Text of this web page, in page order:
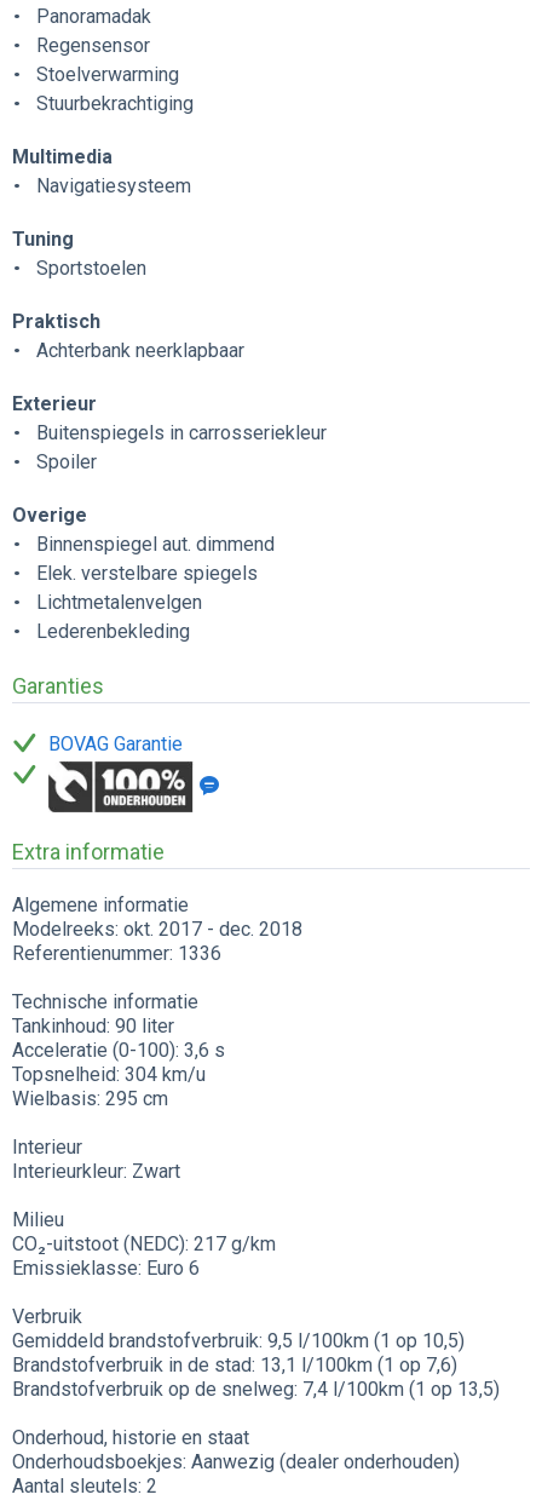
Panoramadak
Regensensor
Stoelverwarming
Stuurbekrachtiging
Multimedia
Navigatiesysteem
Tuning
Sportstoelen
Praktisch
Achterbank neerklapbaar
Exterieur
Buitenspiegels in carrosseriekleur
Spoiler
Overige
Binnenspiegel aut. dimmend
Elek. verstelbare spiegels
Lichtmetalenvelgen
Lederenbekleding
Garanties
BOVAG Garantie
Extra informatie
Algemene informatie
Modelreeks: okt. 2017 - dec. 2018
Referentienummer: 1336
Technische informatie
Tankinhoud: 90 liter
Acceleratie (0-100): 3,6 s
Topsnelheid: 304 km/u
Wielbasis: 295 cm
Interieur
Interieurkleur: Zwart
Milieu
CO₂-uitstoot (NEDC): 217 g/km
Emissieklasse: Euro 6
Verbruik
Gemiddeld brandstofverbruik: 9,5 l/100km (1 op 10,5)
Brandstofverbruik in de stad: 13,1 l/100km (1 op 7,6)
Brandstofverbruik op de snelweg: 7,4 l/100km (1 op 13,5)
Onderhoud, historie en staat
Onderhoudsboekjes: Aanwezig (dealer onderhouden)
Aantal sleutels: 2